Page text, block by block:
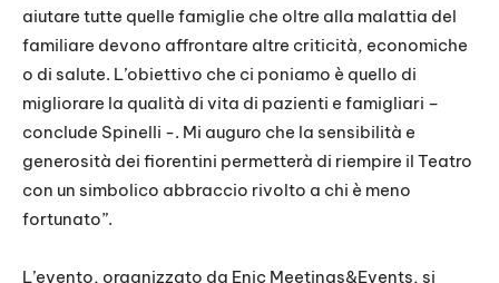
aiutare tutte quelle famiglie che oltre alla malattia del
familiare devono affrontare altre criticità, economiche
o di salute. L’obiettivo che ci poniamo è quello di
migliorare la qualità di vita di pazienti e famigliari –
conclude Spinelli -. Mi auguro che la sensibilità e
generosità dei fiorentini permetterà di riempire il Teatro
con un simbolico abbraccio rivolto a chi è meno
fortunato”.
L’evento, organizzato da Enic Meetings&Events, si